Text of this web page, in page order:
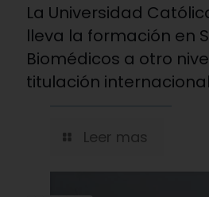
La Universidad
lleva la formación en
Biomédicos a otro
titulación internacional
Leer mas